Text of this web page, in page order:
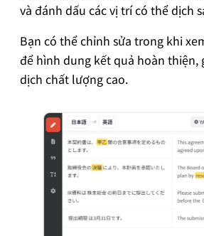
và đánh dấu các vị trí có thể dịch
Bạn có thể chỉnh sửa trong khi
để hình dung kết quả hoàn thiện,
dịch chất lượng cao.